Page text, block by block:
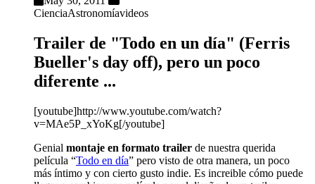
CienciaAstronomíavideos
Trailer de "Todo en un día" (Ferris
Bueller's day off), pero un poco
diferente ...
[youtube]http://www.youtube.com/watch?
v=MAe5P_xYoKg[/youtube]
Genial montaje en formato trailer de nuestra querida
película “Todo en día” pero visto de otra manera, un poco
más íntimo y con cierto gusto indie. Es increible cómo puede